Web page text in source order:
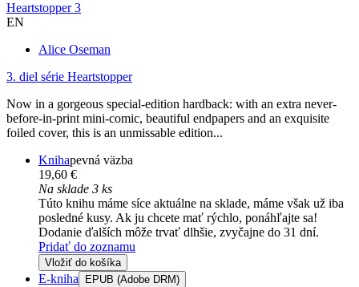
Heartstopper 3
EN
Alice Oseman
3. diel série Heartstopper
Now in a gorgeous special-edition hardback: with an extra never-
before-in-print mini-comic, beautiful endpapers and an exquisite
foiled cover, this is an unmissable edition...
Knihapevná väzba
19,60 €
Na sklade 3 ks
Túto knihu máme síce aktuálne na sklade, máme však už iba
posledné kusy. Ak ju chcete mať rýchlo, ponáhľajte sa!
Dodanie ďalších môže trvať dlhšie, zvyčajne do 31 dní.
Pridať do zoznamu
Vložiť do košíka
E-kniha EPUB (Adobe DRM)